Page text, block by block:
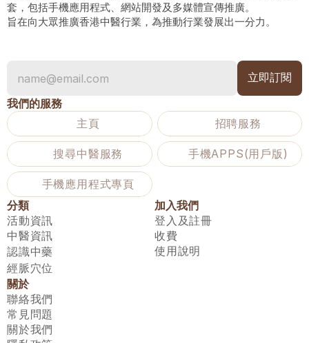
套，包括手機應用程式、網站開發及多媒體宣傳推廣。
旨在向大眾推廣香港中醫行業，為推動行業發展出一分力。
我們的服務
主頁
招聘服務
搜尋中醫服務 手機APPS(用戶版)
手機應用程式專頁
分類
活動資訊
中醫資訊
認識中藥
經脈穴位
加入我們
登入及註冊
收費
使用說明
關於
聯絡我們
常見問題
關於我們